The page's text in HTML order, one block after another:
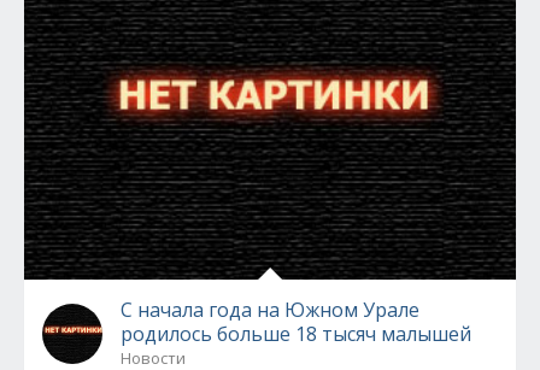
С начала года на Южном Урале
родилось больше 18 тысяч малышей
Новости